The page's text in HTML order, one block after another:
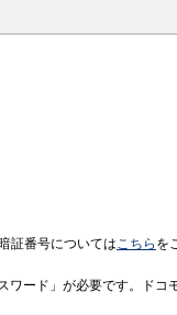
証番号についてはこちら を
ワード」が必要です。ドコ